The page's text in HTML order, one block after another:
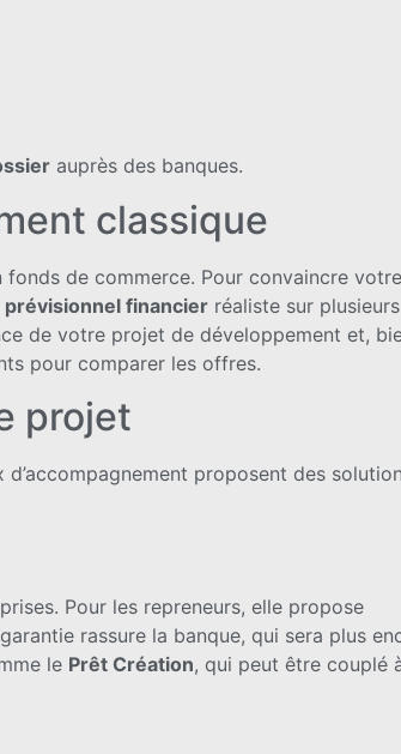
auprès des banques.
classique
de commerce. Pour convaincre votre
prévisionnel financier réaliste sur plusieurs
de votre projet de développement et,
pour comparer les offres.
projet
d’accompagnement proposent des
Pour les repreneurs, elle propose
rassure la banque, qui sera plus
le Prêt Création, qui peut être couplé